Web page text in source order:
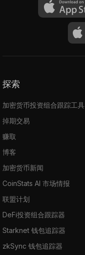
探索
加密货币投资组合跟踪工具
掉期交易
赚取
博客
加密货币新闻
CoinStats AI 市场情报
联盟计划
DeFi投资组合跟踪器
Starknet 钱包追踪器
zkSync 钱包追踪器